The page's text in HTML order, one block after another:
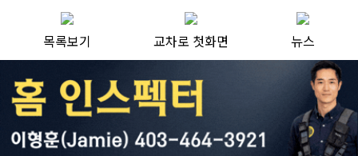
목록보기 교차로 첫화면 뉴스